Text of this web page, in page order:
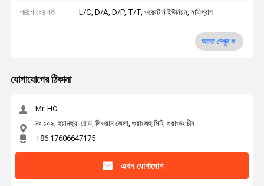
পরিশোধের শর্ত L/C, D/A, D/P, T/T, ওয়েস্টার্ন ইউনিয়ন, মানিগ্রাম
আরো দেখুন
যোগাযোগের ঠিকানা
Mr. HO
নং ১০৯, হুয়ানহুয়া রোড, লিওয়ান জেলা, গুয়াংজহু সিটি, গুয়াংডং চীন
+86 17606647175
এখন যোগাযোগ